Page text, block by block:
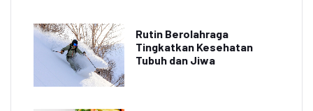
Rutin Berolahraga
Tingkatkan Kesehatan
Tubuh dan Jiwa